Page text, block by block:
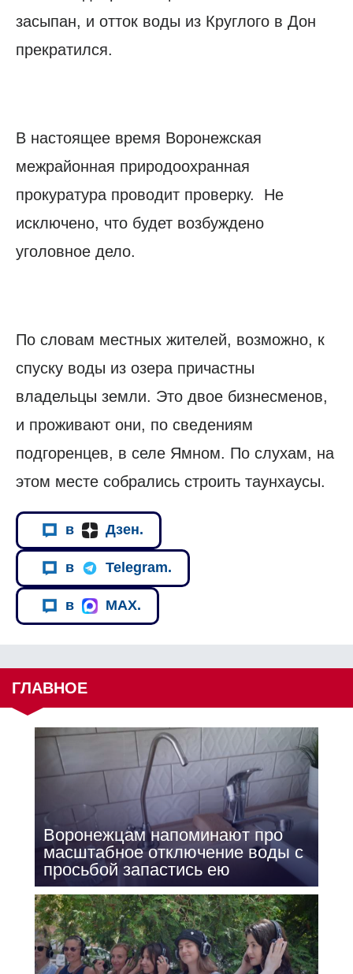
засыпан, и отток воды из Круглого в Дон
прекратился.
В настоящее время Воронежская
межрайонная природоохранная
прокуратура проводит проверку. Не
исключено, что будет возбуждено
уголовное дело.
По словам местных жителей, возможно, к
спуску воды из озера причастны
владельцы земли. Это двое бизнесменов,
и проживают они, по сведениям
подгоренцев, в селе Ямном. По слухам, на
этом месте собрались строить таунхаусы.
в Дзен.
в Telegram.
в MAX.
ГЛАВНОЕ
Воронежцам напоминают про
масштабное отключение воды с
просьбой запастись ею